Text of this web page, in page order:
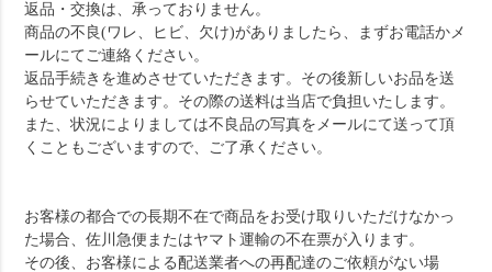
返品・交換は、承っておりません。
商品の不良(ワレ、ヒビ、欠け)がありましたら、まずお電話かメ
ールにてご連絡ください。
返品手続きを進めさせていただきます。その後新しいお品を送
らせていただきます。その際の送料は当店で負担いたします。
また、状況によりましては不良品の写真をメールにて送って頂
くこともございますので、ご了承ください。
お客様の都合での長期不在で商品をお受け取りいただけなかっ
た場合、佐川急便またはヤマト運輸の不在票が入ります。
その後、お客様による配送業者への再配達のご依頼がない場